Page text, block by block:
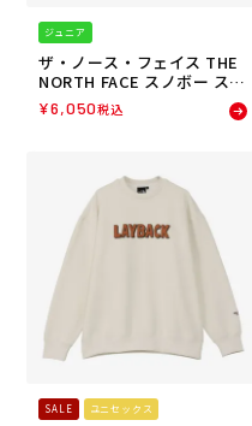
ジュニア
ザ・ノース・フェイス THE
NORTH FACE スノボー スノ
ボ スノーボード ウェア イン
ナーシャツ アンダーシャツ
2-K ジュニア キッズ 子ども
男の子 女の子 25-26
¥6,050税込
SALE ユニセックス